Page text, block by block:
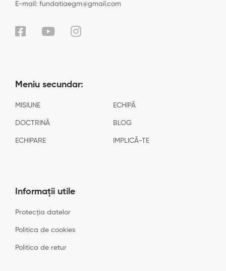
E-mail: fundatiaegm@gmail.com
Meniu secundar:
MISIUNE ECHIPĂ
DOCTRINĂ BLOG
ECHIPARE IMPLICĂ-TE
Informații utile
Protecția datelor
Politica de cookies
Politica de retur